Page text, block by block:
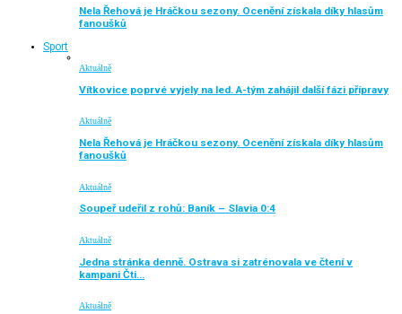
Nela Řehová je Hráčkou sezony. Ocenění získala díky hlasům
fanoušků
Sport
Aktuálně
Vítkovice poprvé vyjely na led. A-tým zahájil další fázi přípravy
Aktuálně
Nela Řehová je Hráčkou sezony. Ocenění získala díky hlasům
fanoušků
Aktuálně
Soupeř udeřil z rohů: Baník – Slavia 0:4
Aktuálně
Jedna stránka denně. Ostrava si zatrénovala ve čtení v
kampani Čti…
Aktuálně